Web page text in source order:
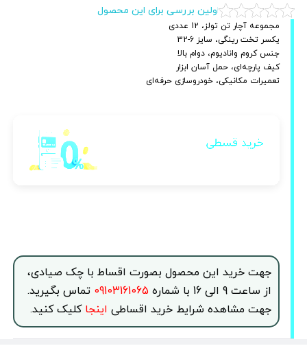
اولین بررسی برای این محصول
مجموعه آچار تن تولز، 12 عددی
یکسر تخت رینگی، سایز 6-32
جنس کروم وانادیوم، دوام بالا
کیف پارچه‌ای، حمل آسان ابزار
تعمیرات مکانیکی، خودروسازی حرفه‌ای
خرید قسطی
جهت خرید این محصول بصورت اقساط با چک صیادی،
از ساعت 9 الی 16 با شماره
09103161065 تماس بگیرید.
جهت مشاهده شرایط خرید اقساطی اینجاکلیک کنید.